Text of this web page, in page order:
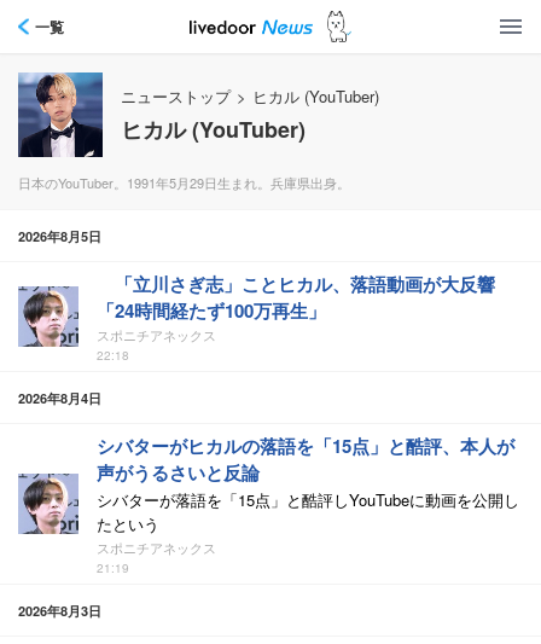
一覧
ニューストップ > ヒカル (YouTuber)
ヒカル (YouTuber)
日本のYouTuber。1991年5月29日生まれ。兵庫県出身。
2026年8月5日
「立川さぎ志」ことヒカル、落語動画が大反響
「24時間経たず100万再生」
スポニチアネックス
22:18
2026年8月4日
シバターがヒカルの落語を「15点」と酷評、本人が
声がうるさいと反論
シバターが落語を「15点」と酷評しYouTubeに動画を公開し
たという
スポニチアネックス
21:19
2026年8月3日